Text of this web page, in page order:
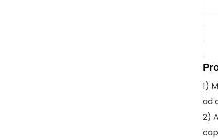
1)
ad
2)